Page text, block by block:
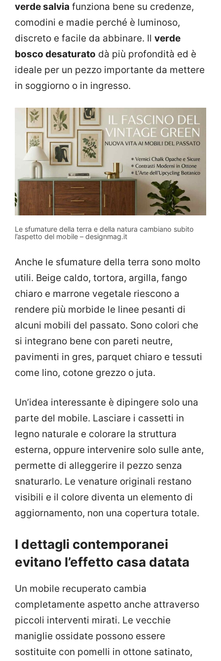
verde salvia funziona bene su credenze,
comodini e madie perché è luminoso,
discreto e facile da abbinare. Il verde
bosco desaturato dà più profondità ed è
ideale per un pezzo importante da mettere
in soggiorno o in ingresso.
Le sfumature della terra e della natura cambiano subito
l’aspetto del mobile – designmag.it
Anche le sfumature della terra sono molto
utili. Beige caldo, tortora, argilla, fango
chiaro e marrone vegetale riescono a
rendere più morbide le linee pesanti di
alcuni mobili del passato. Sono colori che
si integrano bene con pareti neutre,
pavimenti in gres, parquet chiaro e tessuti
come lino, cotone grezzo o juta.
Un’idea interessante è dipingere solo una
parte del mobile. Lasciare i cassetti in
legno naturale e colorare la struttura
esterna, oppure intervenire solo sulle ante,
permette di alleggerire il pezzo senza
snaturarlo. Le venature originali restano
visibili e il colore diventa un elemento di
aggiornamento, non una copertura totale.
I dettagli contemporanei
evitano l’effetto casa datata
Un mobile recuperato cambia
completamente aspetto anche attraverso
piccoli interventi mirati. Le vecchie
maniglie ossidate possono essere
sostituite con pomelli in ottone satinato,